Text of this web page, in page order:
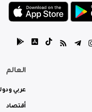
العالم
عربي
أقتصاد